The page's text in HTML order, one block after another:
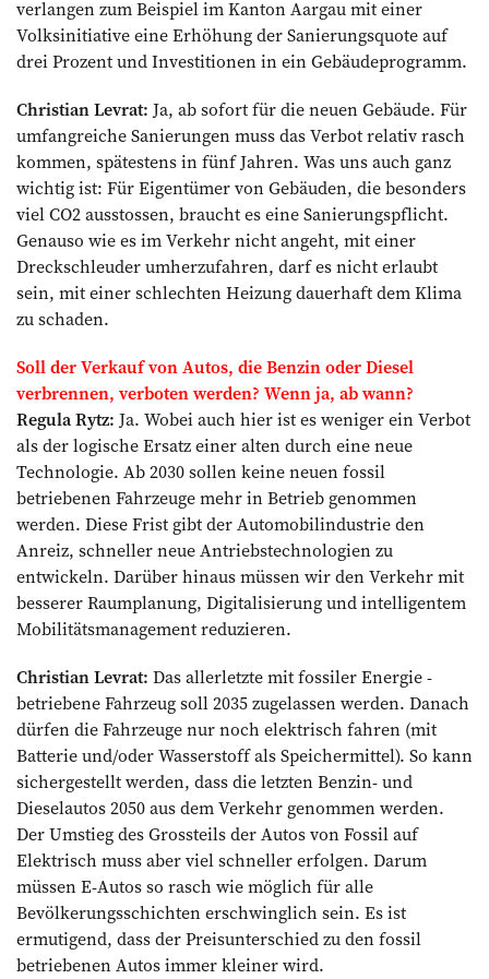
verlangen zum Beispiel im Kanton Aargau mit einer
Volksinitiative eine Erhöhung der Sanierungsquote auf
drei Prozent und Investitionen in ein Gebäudeprogramm.
Christian Levrat: Ja, ab sofort für die neuen Gebäude. Für
umfangreiche Sanierungen muss das Verbot relativ rasch
kommen, spätestens in fünf Jahren. Was uns auch ganz
wichtig ist: Für Eigentümer von Gebäuden, die besonders
viel CO2 ausstossen, braucht es eine Sanierungspflicht.
Genauso wie es im Verkehr nicht angeht, mit einer
Dreckschleuder umherzufahren, darf es nicht erlaubt
sein, mit einer schlechten Heizung dauerhaft dem Klima
zu schaden.
Soll der Verkauf von Autos, die Benzin oder Diesel
verbrennen, verboten werden? Wenn ja, ab wann?
Regula Rytz: Ja. Wobei auch hier ist es weniger ein Verbot
als der logische Ersatz einer alten durch eine neue
Technologie. Ab 2030 sollen keine neuen fossil
betriebenen Fahrzeuge mehr in Betrieb genommen
werden. Diese Frist gibt der Automobilindustrie den
Anreiz, schneller neue Antriebstechnologien zu
entwickeln. Darüber hinaus müssen wir den Verkehr mit
besserer Raumplanung, Digitalisierung und intelligentem
Mobilitätsmanagement reduzieren.
Christian Levrat: Das allerletzte mit fossiler Energie ­
betriebene Fahrzeug soll 2035 zugelassen werden. Danach
dürfen die Fahrzeuge nur noch elektrisch ­fahren (mit
Batterie und/oder Wasserstoff als Speichermittel). So kann
sichergestellt werden, dass die letzten Benzin- und
Dieselautos 2050 aus dem Verkehr genommen werden.
Der Umstieg des Grossteils der Autos von Fossil auf
Elektrisch muss aber viel schneller erfolgen. Darum
müssen E-Autos so rasch wie möglich für alle
Bevölkerungsschichten erschwinglich sein. Es ist
ermutigend, dass der Preisunterschied zu den fossil
betriebenen Autos immer kleiner wird.